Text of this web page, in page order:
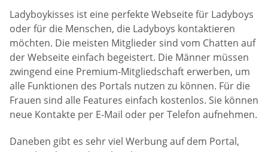
Ladyboykisses ist eine perfekte Webseite für Ladyboys
oder für die Menschen, die Ladyboys kontaktieren
möchten. Die meisten Mitglieder sind vom Chatten auf
der Webseite einfach begeistert. Die Männer müssen
zwingend eine Premium-Mitgliedschaft erwerben, um
alle Funktionen des Portals nutzen zu können. Für die
Frauen sind alle Features einfach kostenlos. Sie können
neue Kontakte per E-Mail oder per Telefon aufnehmen.
Daneben gibt es sehr viel Werbung auf dem Portal,